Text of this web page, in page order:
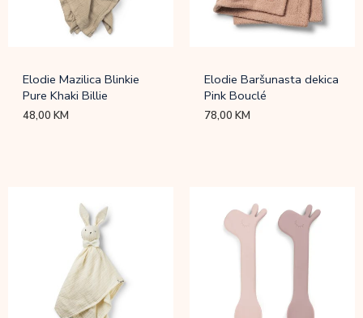
Elodie Mazilica Blinkie
Pure Khaki Billie
48,00KM
Elodie Baršunasta dekica
Pink Bouclé
78,00KM